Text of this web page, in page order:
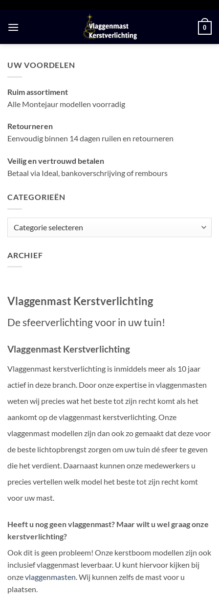
inhoud
0
Vlaggenmast Kerstverlichting
De sfeerverlichting voor in uw tuin!
Vlaggenmast Kerstverlichting
Vlaggenmast kerstverlichting is inmiddels meer als 10 jaar
actief in deze branch. Door onze expertise in vlaggenmasten
weten wij precies wat het beste tot zijn recht komt als het
aankomt op de vlaggenmast kerstverlichting. Onze
vlaggenmast modellen zijn dan ook zo gemaakt dat deze voor
de beste lichtopbrengst zorgen om uw tuin dé sfeer te geven
die het verdient. Daarnaast kunnen onze medewerkers u
precies vertellen welk model het beste tot zijn recht komt
voor uw mast.
Heeft u nog geen vlaggenmast? Maar wilt u wel graag onze
kerstverlichting?
Ook dit is geen probleem! Onze kerstboom modellen zijn ook
inclusief vlaggenmast leverbaar. U kunt hiervoor kijken bij
onzevlaggenmasten. Wij kunnen zelfs de mast voor u
plaatsen.
UW VOORDELEN
Ruim assortiment
Alle Montejaur modellen voorradig
Retourneren
Eenvoudig binnen 14 dagen ruilen en retourneren
Veilig en vertrouwd betalen
Betaal via Ideal, bankoverschrijving of rembours
CATEGORIEËN
ARCHIEF